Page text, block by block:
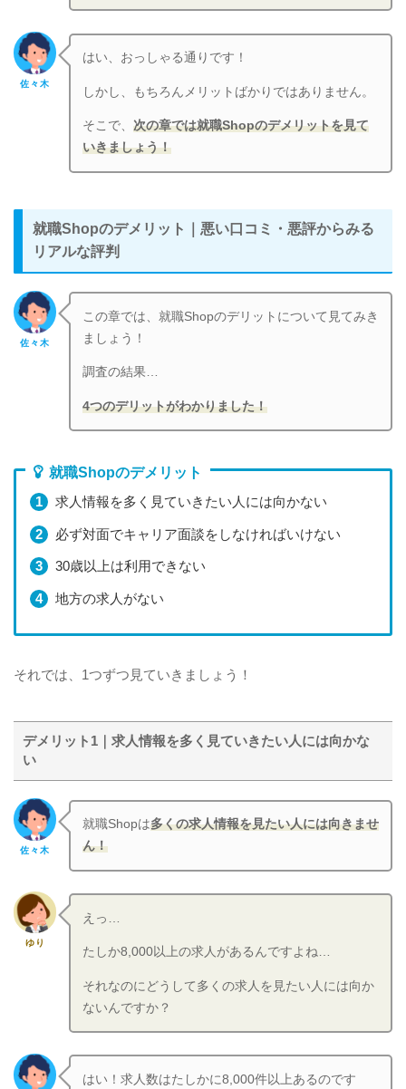
佐々木
はい、おっしゃる通りです！
しかし、もちろんメリットばかりではありません。
そこで、次の章では就職Shopのデメリットを見て
いきましょう！
就職Shopのデメリット｜悪い口コミ・悪評からみる
リアルな評判
佐々木
この章では、就職Shopのデリットについて見てみき
ましょう！
調査の結果…
4つのデリットがわかりました！
就職Shopのデメリット
求人情報を多く見ていきたい人には向かない
必ず対面でキャリア面談をしなければいけない
30歳以上は利用できない
地方の求人がない
それでは、1つずつ見ていきましょう！
デメリット1｜求人情報を多く見ていきたい人には向かな
い
佐々木
就職Shopは多くの求人情報を見たい人には向きませ
ん！
ゆり
えっ…
たしか8,000以上の求人があるんですよね…
それなのにどうして多くの求人を見たい人には向か
ないんですか？
はい！求人数はたしかに8,000件以上あるのです